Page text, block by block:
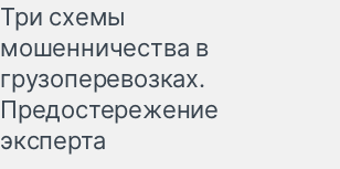
Три схемы
мошенничества в
грузоперевозках.
Предостережение
эксперта